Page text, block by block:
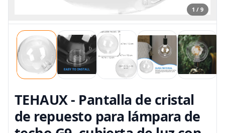
1 / 9
TEHAUX - Pantalla de cristal
de repuesto para lámpara de